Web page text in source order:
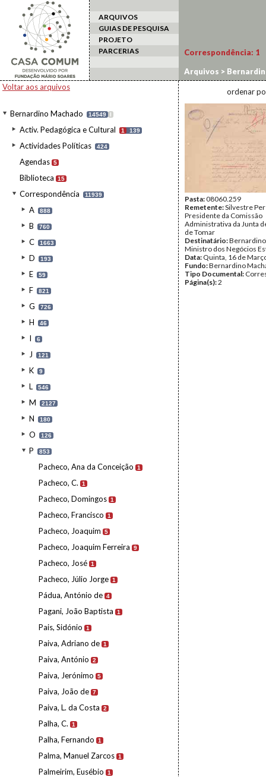
ARQUIVOS
GUIAS DE PESQUISA
PROJETO
PARCERIAS
Voltar aos arquivos
Bernardino Machado 14549 I
Activ. Pedagógica e Cultural 1 139
Actividades Políticas 424
Agendas 5
Biblioteca 15
Correspondência 11939
A 888
B 760
C 1663
D 193
E 59
F 821
G 726
H 46
I 6
J 121
K 9
L 546
M 2127
N 180
O 126
P 853
Pacheco, Ana da Conceição 1
Pacheco, C. 1
Pacheco, Domingos 1
Pacheco, Francisco 1
Pacheco, Joaquim 5
Pacheco, Joaquim Ferreira 9
Pacheco, José 1
Pacheco, Júlio Jorge 1
Pádua, António de 4
Pagani, João Baptista 1
Pais, Sidónio 1
Paiva, Adriano de 1
Paiva, António 2
Paiva, Jerónimo 5
Paiva, João de 7
Paiva, L. da Costa 2
Palha, C. 1
Palha, Fernando 1
Palma, Manuel Zarcos 1
Palmeirim, Eusébio 1
Correspondência: 1
Arquivos >
ordenar
Pasta:08060.259
Remetente:Silvestre
Presidente da Comissão
Administrativa da Junta
de Tomar
Destinatário:
Ministro dos Negócios
Data: Quinta, 16 de
Fundo:Bernardino
Tipo Documental:
Página(s):2